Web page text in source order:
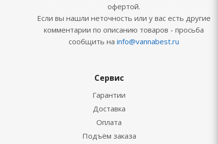
офертой.
Если вы нашли неточность или у вас есть другие
комментарии по описанию товаров - просьба
сообщить на info@vannabest.ru
Сервис
Гарантии
Доставка
Оплата
Подъём заказа